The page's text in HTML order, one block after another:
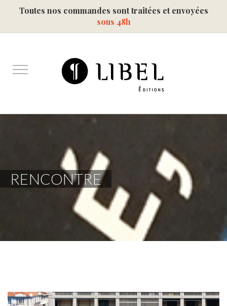
Toutes nos commandes sont traitées et envoyées
sous 48h
RENCONTRE